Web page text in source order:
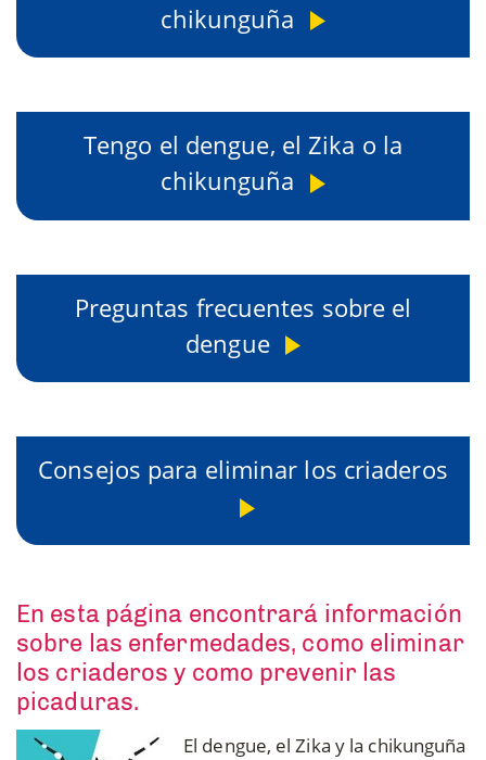
En esta página encontrará información
sobre las enfermedades, como eliminar
los criaderos y como prevenir las
picaduras.
El dengue, el Zika y la chikunguña
chikunguña
Tengo el dengue, el Zika o la
chikunguña
Preguntas frecuentes sobre el
dengue
Consejos para eliminar los criaderos